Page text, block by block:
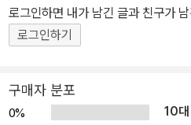
로그인하면 내가 남긴 글과 친구가
로그인하기
구매자 분포
0% 10대